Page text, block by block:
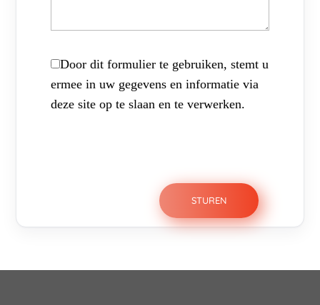
Door dit formulier te gebruiken, stemt u
ermee in uw gegevens en informatie via
deze site op te slaan en te verwerken.